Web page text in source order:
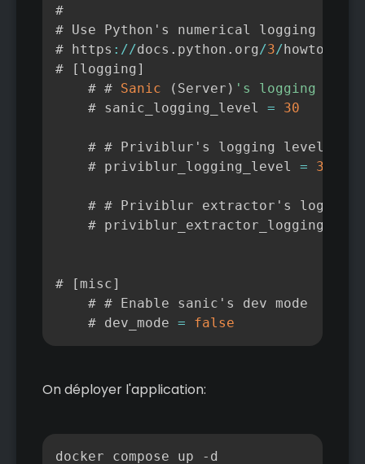
#
# Use Python's numerical logging
# https : //docs . python . org/3/howto
#
[ logging ]
    # #
Sanic ( Server ) 's logging
    # sanic_logging_level
= 30
    # # Priviblur's logging level
    # priviblur_logging_level
= 30
# # Priviblur extractor's logging
#
# [ misc]
    # # Enable sanic's dev mode
    # dev_mode
= false
On déployer l'application:
docker compose up -d